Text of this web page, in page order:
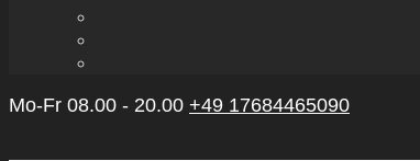
Mo-Fr 08.00 - 20.00 +49 17684465090